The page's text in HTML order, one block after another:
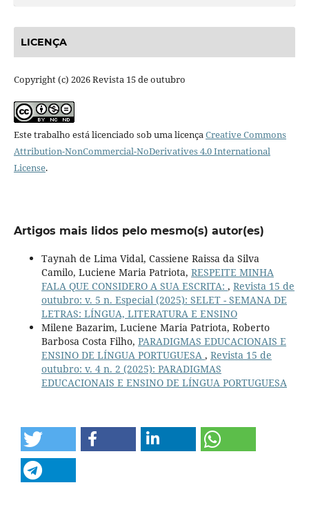
LICENÇA
Copyright (c) 2026 Revista 15 de outubro
Este trabalho está licenciado sob uma licençaCreative Commons
Attribution-NonCommercial-NoDerivatives 4.0 International
License.
Artigos mais lidos pelo mesmo(s) autor(es)
Taynah de Lima Vidal, Cassiene Raissa da Silva
Camilo, Luciene Maria Patriota, RESPEITE MINHA
FALA QUE CONSIDERO A SUA ESCRITA: , Revista 15 de
outubro: v. 5 n. Especial (2025): SELET - SEMANA DE
LETRAS: LÍNGUA, LITERATURA E ENSINO
Milene Bazarim, Luciene Maria Patriota, Roberto
Barbosa Costa Filho, PARADIGMAS EDUCACIONAIS E
ENSINO DE LÍNGUA PORTUGUESA , Revista 15 de
outubro: v. 4 n. 2 (2025): PARADIGMAS
EDUCACIONAIS E ENSINO DE LÍNGUA PORTUGUESA